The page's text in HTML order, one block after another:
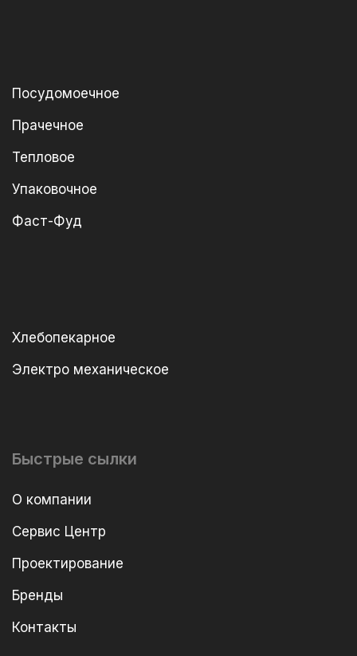
Посудомоечное
Прачечное
Тепловое
Упаковочное
Фаст-Фуд
Хлебопекарное
Электро механическое
Быстрые сылки
О компании
Сервис Центр
Проектирование
Бренды
Контакты